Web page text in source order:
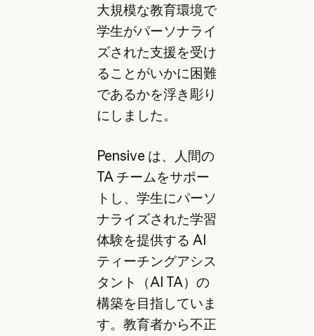
大規模な教育環境で
学生がパーソナライ
ズされた支援を受け
ることがいかに困難
であるかを浮き彫り
にしました。
Pensive は、人間の
TA チームをサポー
トし、学生にパーソ
ナライズされた学習
体験を提供する AI
ティーチングアシス
タント（AI TA）の
構築を目指していま
す。教育者から不正